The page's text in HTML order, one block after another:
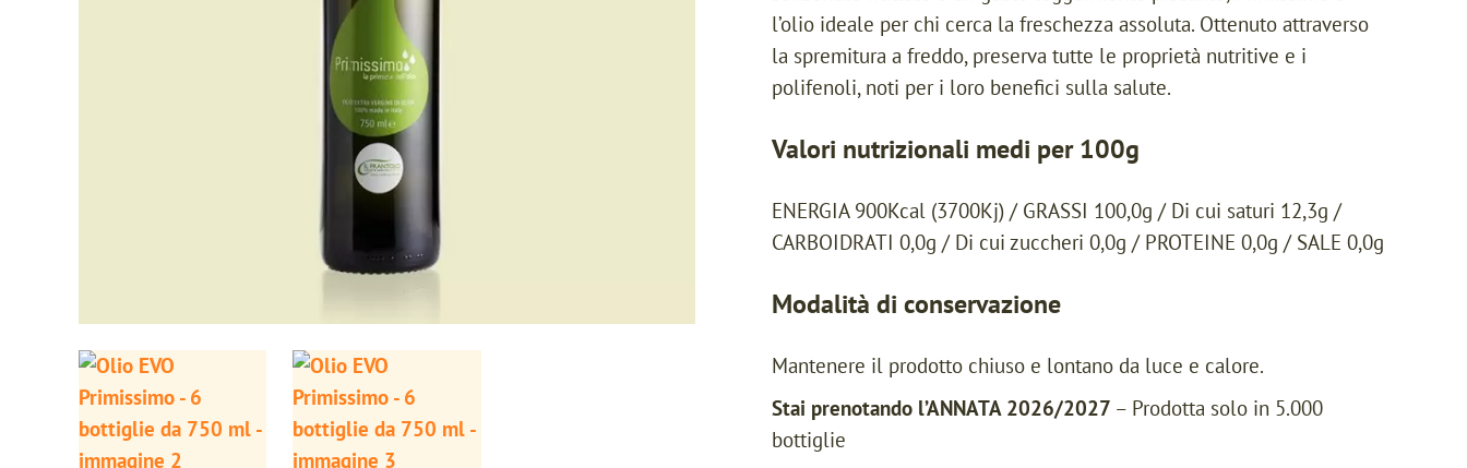
l’olio ideale per chi cerca la freschezza assoluta. Ottenuto attraverso
la spremitura a freddo, preserva tutte le proprietà nutritive e i
polifenoli, noti per i loro benefici sulla salute.
Valori nutrizionali medi per 100g
ENERGIA 900Kcal (3700Kj) / GRASSI 100,0g / Di cui saturi 12,3g /
CARBOIDRATI 0,0g / Di cui zuccheri 0,0g / PROTEINE 0,0g / SALE 0,0g
Modalità di conservazione
Mantenere il prodotto chiuso e lontano da luce e calore.
Stai prenotando l’ANNATA 2026/2027 – Prodotta solo in 5.000
bottiglie